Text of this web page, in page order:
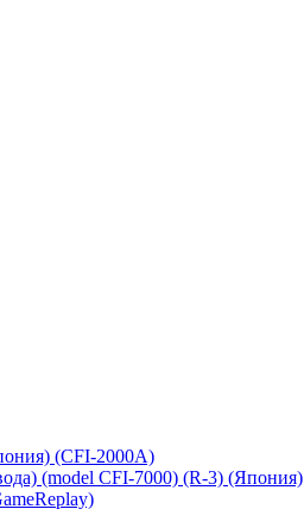
(CFI-2000A)
(model CFI-7000) (R-3) (Япония)